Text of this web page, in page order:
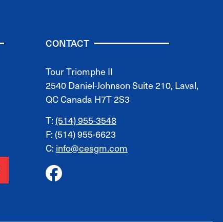
CONTACT
Tour Triomphe II
2540 Daniel-Johnson Suite 210, Laval,
QC Canada H7T 2S3
T: (514) 955-3548
F: (514) 955-6623
C: info@cesgm.com